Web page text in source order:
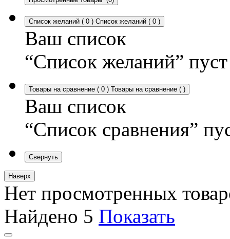
Список желаний ( 0 ) Список желаний ( 0 )
Ваш список
“Список желаний” пуст
Товары на сравнение ( 0 ) Товары на сравнение ( )
Ваш список
“Список сравнения”
Свернуть
Наверх
Нет просмотренных
Найдено 5 Показать